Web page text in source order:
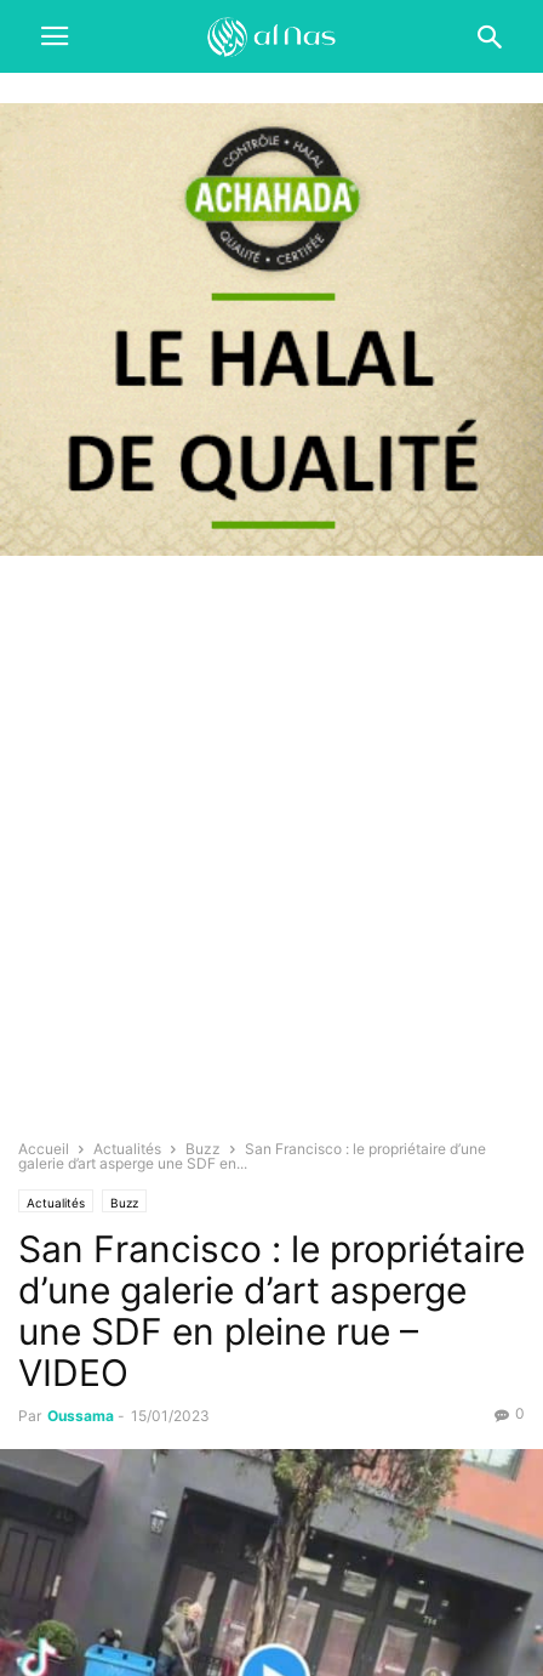
Accueil Actualités Buzz
San Francisco : le propriétaire d’une
galerie d’art asperge une SDF en...
Actualités Buzz
San Francisco : le propriétaire
d’une galerie d’art asperge
une SDF en pleine rue –
VIDEO
Par Oussama - 15/01/2023 0